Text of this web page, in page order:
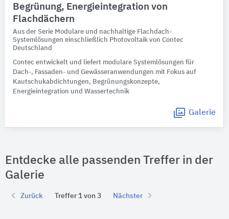
Begrünung, Energieintegration von
Flachdächern
Aus der Serie Modulare und nachhaltige Flachdach-
Systemlösungen einschließlich Photovoltaik von Contec
Deutschland
Contec entwickelt und liefert modulare Systemlösungen für
Dach-, Fassaden- und Gewässeranwendungen mit Fokus auf
Kautschukabdichtungen, Begrünungskonzepte,
Energieintegration und Wassertechnik
Galerie
Entdecke alle passenden Treffer in der
Galerie
Zurück Treffer 1 von 3 Nächster